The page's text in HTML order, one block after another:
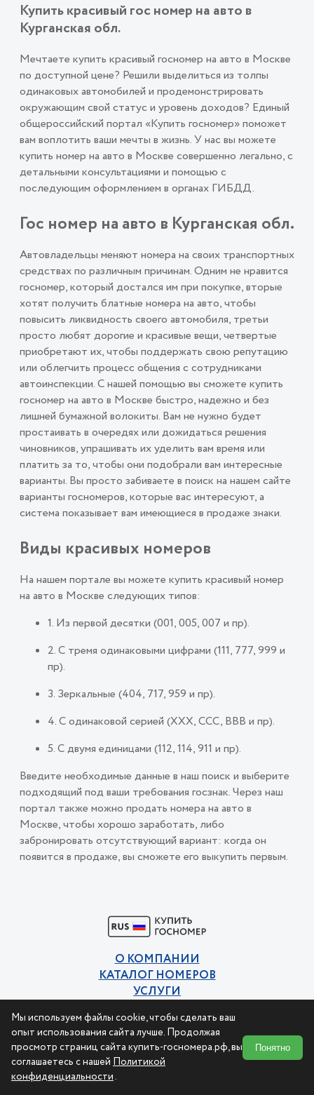
Купить красивый гос номер на авто в
Курганская обл.
Мечтаете купить красивый госномер на авто в Москве
по доступной цене? Решили выделиться из толпы
одинаковых автомобилей и продемонстрировать
окружающим свой статус и уровень доходов? Единый
общероссийский портал «Купить госномер» поможет
вам воплотить ваши мечты в жизнь. У нас вы можете
купить номер на авто в Москве совершенно легально, с
детальными консультациями и помощью с
последующим оформлением в органах ГИБДД.
Гос номер на авто в Курганская обл.
Автовладельцы меняют номера на своих транспортных
средствах по различным причинам. Одним не нравится
госномер, который достался им при покупке, вторые
хотят получить блатные номера на авто, чтобы
повысить ликвидность своего автомобиля, третьи
просто любят дорогие и красивые вещи, четвертые
приобретают их, чтобы поддержать свою репутацию
или облегчить процесс общения с сотрудниками
автоинспекции. С нашей помощью вы сможете купить
госномер на авто в Москве быстро, надежно и без
лишней бумажной волокиты. Вам не нужно будет
простаивать в очередях или дожидаться решения
чиновников, упрашивать их уделить вам время или
платить за то, чтобы они подобрали вам интересные
варианты. Вы просто забиваете в поиск на нашем сайте
варианты госномеров, которые вас интересуют, а
система показывает вам имеющиеся в продаже знаки.
Виды красивых номеров
На нашем портале вы можете купить красивый номер
на авто в Москве следующих типов:
1. Из первой десятки (001, 005, 007 и пр).
2. С тремя одинаковыми цифрами (111, 777, 999 и
пр).
3. Зеркальные (404, 717, 959 и пр).
4. С одинаковой серией (ХХХ, ССС, ВВВ и пр).
5. С двумя единицами (112, 114, 911 и пр).
Введите необходимые данные в наш поиск и выберите
подходящий под ваши требования госзнак. Через наш
портал также можно продать номера на авто в
Москве, чтобы хорошо заработать, либо
забронировать отсутствующий вариант: когда он
появится в продаже, вы сможете его выкупить первым.
Мы используем файлы cookie, чтобы сделать ваш
опыт использования сайта лучше. Продолжая
просмотр страниц сайта купить-госномера.рф, вы
соглашаетесь с нашей Политикой
конфиденциальности.
Понятно
О КОМПАНИИ
КАТАЛОГ НОМЕРОВ
УСЛУГИ
Политика конфиденциальности
Пользовательское соглашение
© 2015-2026 Купи номер